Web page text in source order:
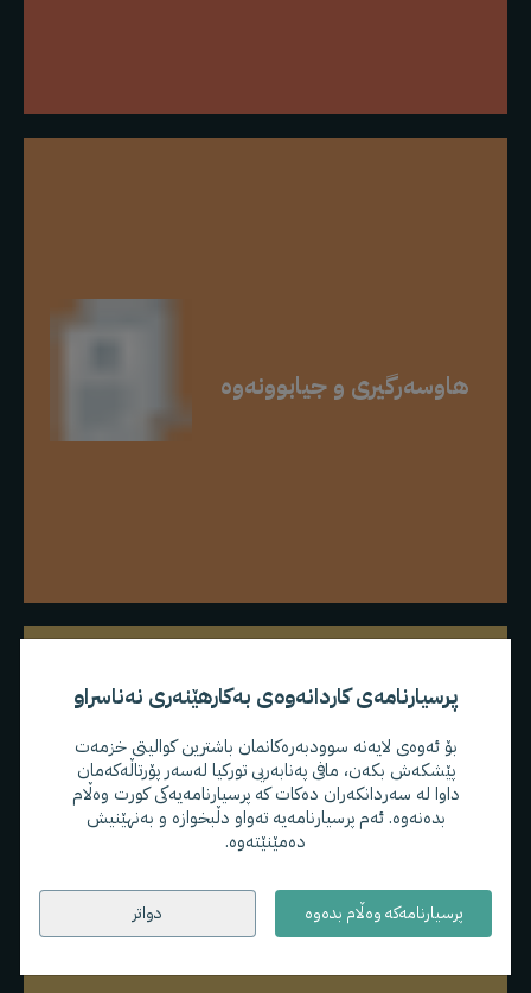
هاوسەرگیری و جیابوونەوە
پرسیارنامەی کاردانەوەی بەکارهێنەری نەناسراو
بۆ ئەوەی لایەنە سوودبەرەکانمان باشترین کوالیتی خزمەت
پێشکەش بکەن، مافی پەنابەریی تورکیا لەسەر پۆرتاڵەکەمان
داوا لە سەردانکەران دەکات کە پرسیارنامەیەکی کورت وەڵام
بدەنەوە. ئەم پرسیارنامەیە تەواو دڵبخوازە و بەنهێنیش
دەمێنێتەوە.
پرسیارنامەکە وەڵام بدەوە دواتر